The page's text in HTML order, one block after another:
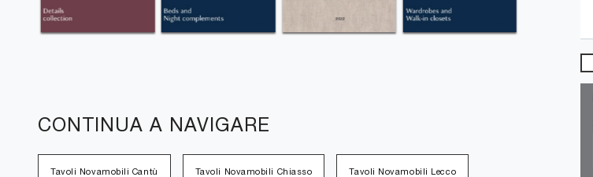
CONTINUA A NAVIGARE
Tavoli Novamobili Cantù Tavoli Novamobili Chiasso Tavoli Novamobili Lecco